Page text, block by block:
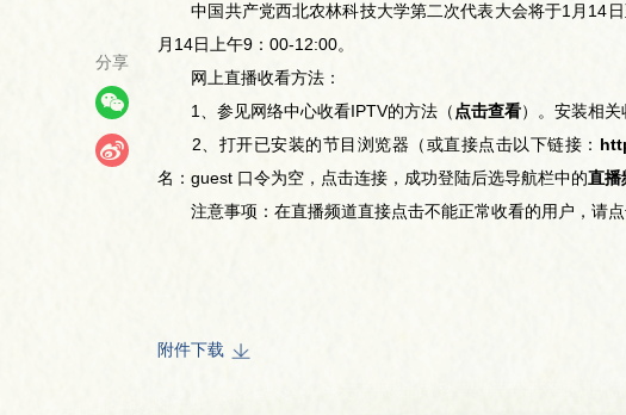
中国共产党西北农林科技大学第二次代表大会将于1月14日
月14日上午9：00-12:00。
网上直播收看方法：
1、参见网络中心收看IPTV的方法（点击查看）。安装相关
2、打开已安装的节目浏览器（或直接点击以下链接：
名：guest 口令为空，点击连接，成功登陆后选导航栏中的直播
注意事项：在直播频道直接点击不能正常收看的用户，请点
分享
附件下载